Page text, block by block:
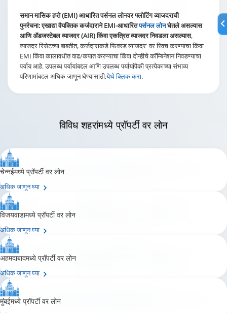
समान मासिक हप्ते (EMI) आधारित पर्सनल लोनवर फ्लोटिंग व्याजदराची
पुनर्रचना: एखाद्या वैयक्तिक कर्जदाराने EMI-आधारितपर्सनल लोनघेतले असल्यास
आणि ॲडजस्टेबल व्याजदर (AIR) किंवा एकत्रित व्याजदर निवडला असल्यास,
व्याजदर रिसेटच्या बाबतीत, कर्जदाराकडे फिक्स्ड व्याजदर' वर स्विच करण्याचा किंवा
EMI किंवा कालावधीत वाढ/कपात करण्याचा किंवा दोन्हीचे कॉम्बिनेशन निवडण्याचा
पर्याय आहे. उपलब्ध पर्यायांबद्दल आणि उपलब्ध पर्यायांपैकी प्रत्येकाच्या संभाव्य
परिणामांबद्दल अधिक जाणून घेण्यासाठी,येथे क्लिक करा.
विविध शहरांमध्येप्रॉपर्टी वर लोन
चेन्नईमध्ये प्रॉपर्टी वर लोन
अधिक जाणून घ्या
विजयवाडामध्ये प्रॉपर्टी वर लोन
अधिक जाणून घ्या
अहमदाबादमध्ये प्रॉपर्टी वर लोन
अधिक जाणून घ्या
मुंबईमध्ये प्रॉपर्टी वर लोन